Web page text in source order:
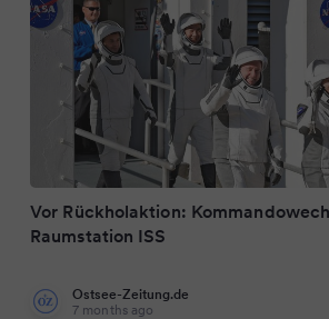
Vor Rückholaktion:
Raumstation ISS
Ostsee-Zeitung.de
7 months ago